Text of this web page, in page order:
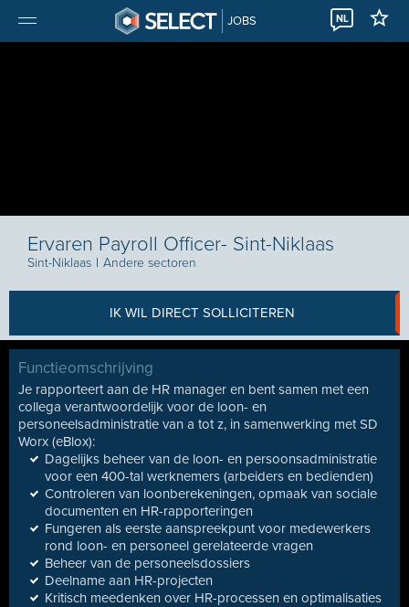
JOBS NL
Ervaren Payroll Officer- Sint-Niklaas
Sint-Niklaas I Andere sectoren
IK WIL DIRECT SOLLICITEREN
Functieomschrijving
Je rapporteert aan de HR manager en bent samen met een
collega verantwoordelijk voor de loon- en
personeelsadministratie van a tot z, in samenwerking met SD
Worx (eBlox):
Dagelijks beheer van de loon- en persoonsadministratie
voor een 400-tal werknemers (arbeiders en bedienden)
Controleren van loonberekeningen, opmaak van sociale
documenten en HR-rapporteringen
Fungeren als eerste aanspreekpunt voor medewerkers
rond loon- en personeel gerelateerde vragen
Beheer van de personeelsdossiers
Deelname aan HR-projecten
Kritisch meedenken over HR-processen en optimalisaties